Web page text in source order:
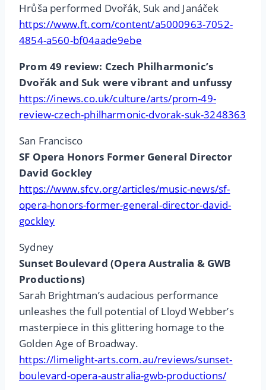
Hrůša performed Dvořák, Suk and Janáček
https://www.ft.com/content/a5000963-7052-
4854-a560-bf04aade9ebe
Prom 49 review: Czech Philharmonic’s
Dvořák and Suk were vibrant and unfussy
https://inews.co.uk/culture/arts/prom-49-
review-czech-philharmonic-dvorak-suk-3248363
San Francisco
SF Opera Honors Former General Director
David Gockley
https://www.sfcv.org/articles/music-news/sf-
opera-honors-former-general-director-david-
gockley
Sydney
Sunset Boulevard (Opera Australia & GWB
Productions)
Sarah Brightman’s audacious performance
unleashes the full potential of Lloyd Webber’s
masterpiece in this glittering homage to the
Golden Age of Broadway.
https://limelight-arts.com.au/reviews/sunset-
boulevard-opera-australia-gwb-productions/